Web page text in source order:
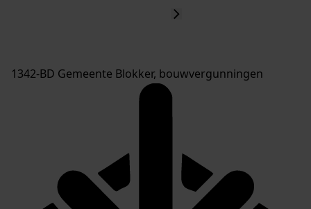
1342-BD Gemeente Blokker, bouwvergunningen